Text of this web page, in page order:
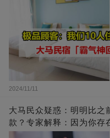
2024/11/11
大马民众疑惑：明明比之
款？专家解释：因为你存